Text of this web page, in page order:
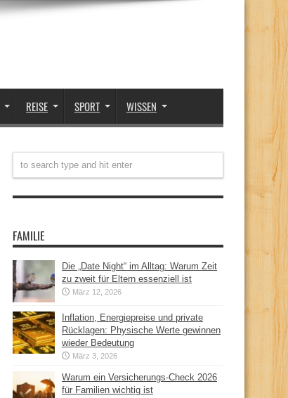
REISE SPORT WISSEN
FAMILIE
Die „Date Night“ im Alltag: Warum Zeit
zu zweit für Eltern essenziell ist
März 12, 2026
Inflation, Energiepreise und private
Rücklagen: Physische Werte gewinnen
wieder Bedeutung
März 3, 2026
Warum ein Versicherungs-Check 2026
für Familien wichtig ist